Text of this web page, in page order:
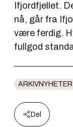
Ifjordfjellet.
nå, går fra
være ferdig.
fullgod
ARKIVNYHETER
Del